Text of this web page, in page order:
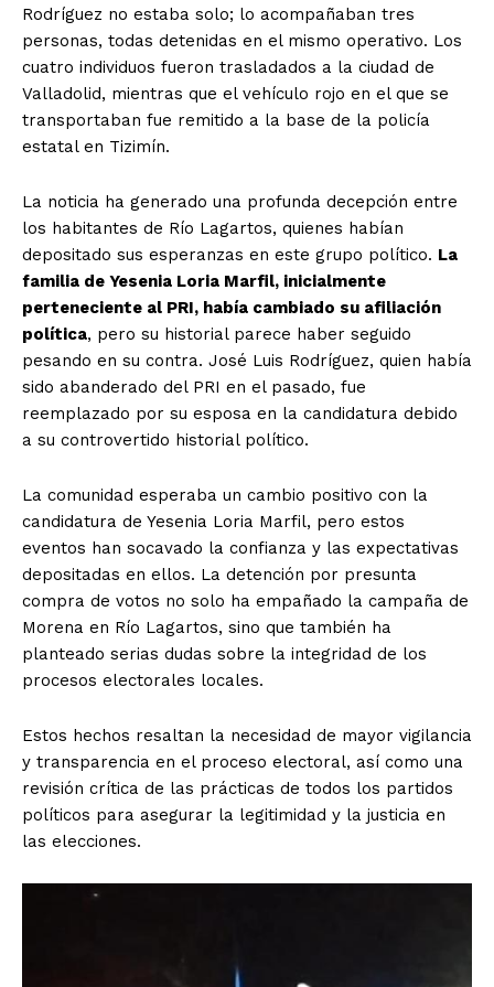
Rodríguez no estaba solo; lo acompañaban tres
personas, todas detenidas en el mismo operativo. Los
cuatro individuos fueron trasladados a la ciudad de
Valladolid, mientras que el vehículo rojo en el que se
transportaban fue remitido a la base de la policía
estatal en Tizimín.
La noticia ha generado una profunda decepción entre
los habitantes de Río Lagartos, quienes habían
depositado sus esperanzas en este grupo político. La
familia de Yesenia Loria Marfil, inicialmente
perteneciente al PRI, había cambiado su afiliación
política, pero su historial parece haber seguido
pesando en su contra. José Luis Rodríguez, quien había
sido abanderado del PRI en el pasado, fue
reemplazado por su esposa en la candidatura debido
a su controvertido historial político.
La comunidad esperaba un cambio positivo con la
candidatura de Yesenia Loria Marfil, pero estos
eventos han socavado la confianza y las expectativas
depositadas en ellos. La detención por presunta
compra de votos no solo ha empañado la campaña de
Morena en Río Lagartos, sino que también ha
planteado serias dudas sobre la integridad de los
procesos electorales locales.
Estos hechos resaltan la necesidad de mayor vigilancia
y transparencia en el proceso electoral, así como una
revisión crítica de las prácticas de todos los partidos
políticos para asegurar la legitimidad y la justicia en
las elecciones.